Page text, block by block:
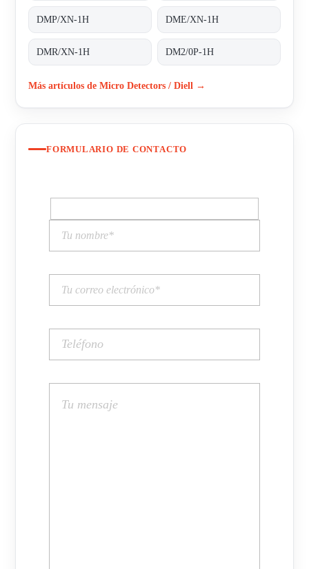
DMP/XN-1H DME/XN-1H
DMR/XN-1H DM2/0P-1H
Más artículos de Micro Detectors / Diell →
FORMULARIO DE CONTACTO